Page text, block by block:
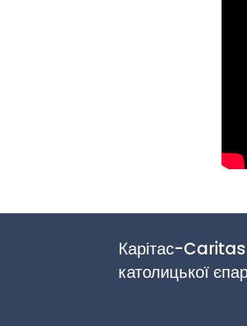
Карітас-Caritas
католицької